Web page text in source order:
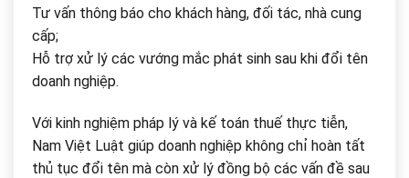
Tư vấn thông báo cho khách hàng, đối tác, nhà cung
cấp;
Hỗ trợ xử lý các vướng mắc phát sinh sau khi đổi tên
doanh nghiệp.
Với kinh nghiệm pháp lý và kế toán thuế thực tiễn,
Nam Việt Luật giúp doanh nghiệp không chỉ hoàn tất
thủ tục đổi tên mà còn xử lý đồng bộ các vấn đề sau